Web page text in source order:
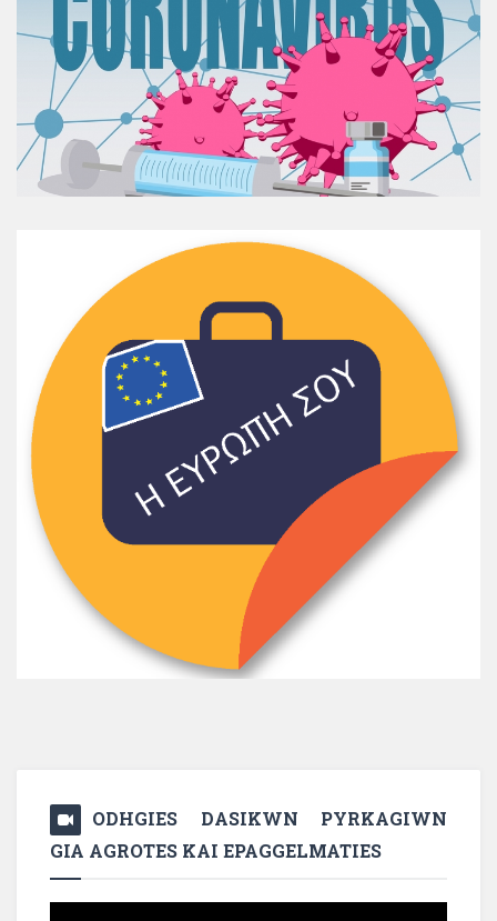
ODHGIES DASIKWN PYRKAGIWN
GIA AGROTES KAI EPAGGELMATIES